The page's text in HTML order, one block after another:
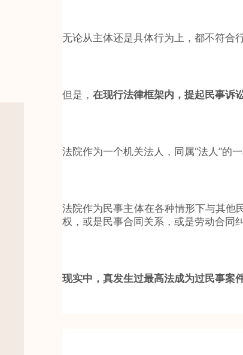
无论从主体还是具体行为上，都不符合
但是，在现行法律框架内，提起民事诉
法院作为一个机关法人，同属“法人”的
法院作为民事主体在各种情形下与其他
权，或是民事合同关系，或是劳动合同
现实中，真发生过最高法成为过民事案